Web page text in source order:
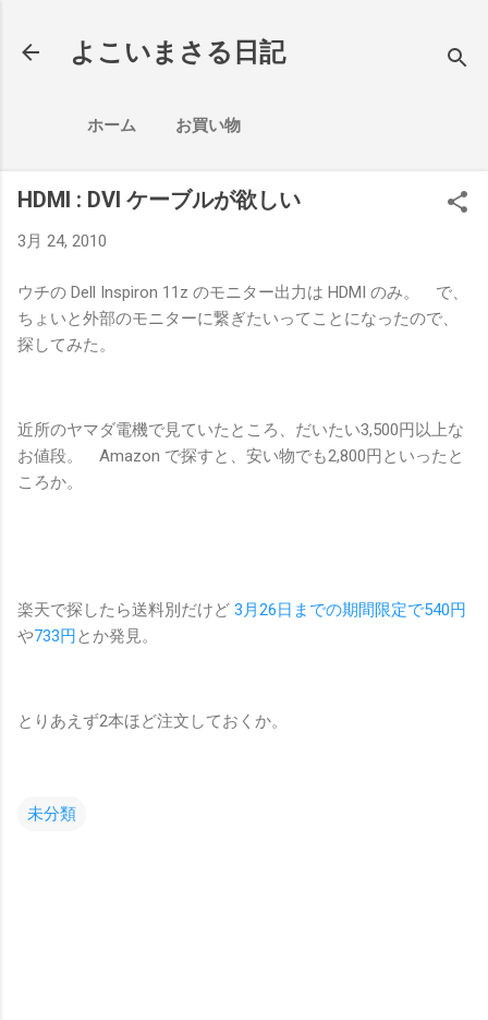
よこいまさる日記
ホーム お買い物
HDMI : DVI ケーブルが欲しい
3月 24, 2010
ウチの Dell Inspiron 11z のモニター出力は HDMI のみ。 で、
ちょいと外部のモニターに繋ぎたいってことになったので、
探してみた。
近所のヤマダ電機で見ていたところ、だいたい3,500円以上な
お値段。 Amazon で探すと、安い物でも2,800円といったと
ころか。
楽天で探したら送料別だけど 3月26日までの期間限定で540円
や733円とか発見。
とりあえず2本ほど注文しておくか。
未分類